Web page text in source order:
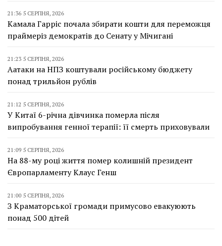
21:36 5 СЕРПНЯ, 2026
Камала Гарріс почала збирати кошти для переможця
праймеріз демократів до Сенату у Мічигані
21:23 5 СЕРПНЯ, 2026
Аатаки на НПЗ коштували російському бюджету
понад трильйон рублів
21:12 5 СЕРПНЯ, 2026
У Китаї 6-річна дівчинка померла після
випробування генної терапії: її смерть приховували
21:09 5 СЕРПНЯ, 2026
На 88-му році життя помер колишній президент
Європарламенту Клаус Генш
21:00 5 СЕРПНЯ, 2026
З Краматорської громади примусово евакуюють
понад 500 дітей